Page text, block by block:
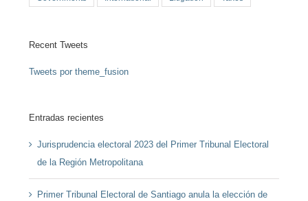
Recent Tweets
Tweets por theme_fusion
Entradas recientes
Jurisprudencia electoral 2023 del Primer Tribunal Electoral
de la Región Metropolitana
Primer Tribunal Electoral de Santiago anula la elección de